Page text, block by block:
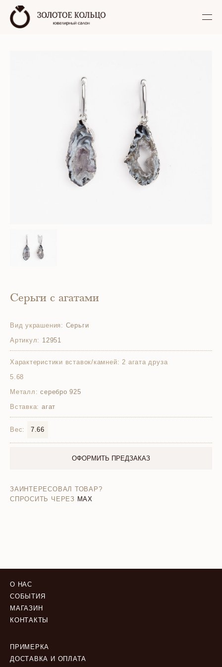
Серьги с агатами
Вид украшения: Серьги
Артикул: 12951
Характеристики вставок/камней: 2 агата друза
5.68
Металл: серебро 925
Вставка: агат
Вес: 7.66
ОФОРМИТЬ ПРЕДЗАКАЗ
ЗАИНТЕРЕСОВАЛ ТОВАР?
СПРОСИТЬ ЧЕРЕЗ MAX
О НАС
СОБЫТИЯ
МАГАЗИН
КОНТАКТЫ
ПРИМЕРКА
ДОСТАВКА И ОПЛАТА